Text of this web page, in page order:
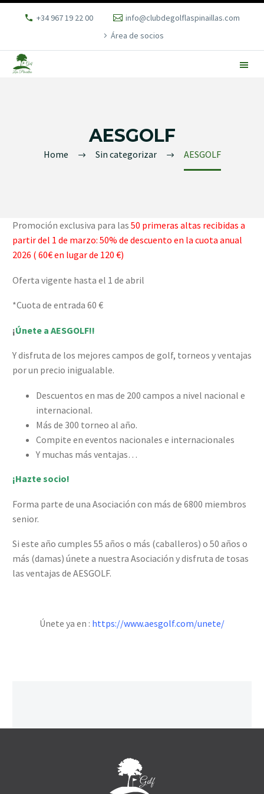
+34 967 19 22 00
info@clubdegolflaspinaillas.com
Área de socios
AESGOLF
Home Sin categorizar AESGOLF
Promoción exclusiva para las 50 primeras altas recibidas a
partir del 1 de marzo: 50% de descuento en la cuota anual
2026 ( 60€ en lugar de 120 €)
Oferta vigente hasta el 1 de abril
*Cuota de entrada 60 €
¡Únete a AESGOLF!!
Y disfruta de los mejores campos de golf, torneos y ventajas
por un precio inigualable.
Descuentos en mas de 200 campos a nivel nacional e
internacional.
Más de 300 torneo al año.
Compite en eventos nacionales e internacionales
Y muchas más ventajas…
¡Hazte socio!
Forma parte de una Asociación con más de 6800 miembros
senior.
Si este año cumples 55 años o más (caballeros) o 50 años o
más (damas) únete a nuestra Asociación y disfruta de tosas
las ventajas de AESGOLF.
Únete ya en : https://www.aesgolf.com/unete/